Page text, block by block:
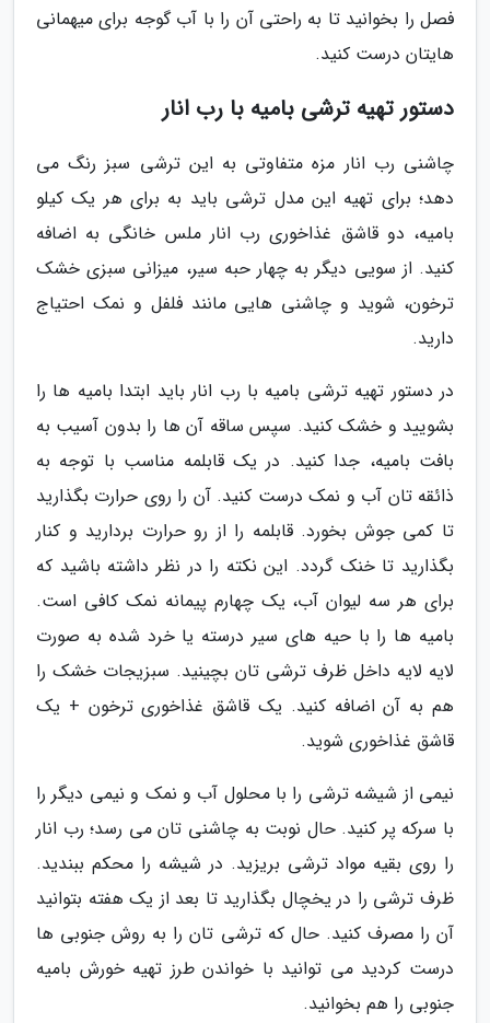
فصل را بخوانید تا به راحتی آن را با آب گوجه برای میهمانی
هایتان درست کنید.
دستور تهیه ترشی بامیه با رب انار
چاشنی رب انار مزه متفاوتی به این ترشی سبز رنگ می
دهد؛ برای تهیه این مدل ترشی باید به برای هر یک کیلو
بامیه، دو قاشق غذاخوری رب انار ملس خانگی به اضافه
کنید. از سویی دیگر به چهار حبه سیر، میزانی سبزی خشک
ترخون، شوید و چاشنی هایی مانند فلفل و نمک احتیاج
دارید.
در دستور تهیه ترشی بامیه با رب انار باید ابتدا بامیه ها را
بشویید و خشک کنید. سپس ساقه آن ها را بدون آسیب به
بافت بامیه، جدا کنید. در یک قابلمه مناسب با توجه به
ذائقه تان آب و نمک درست کنید. آن را روی حرارت بگذارید
تا کمی جوش بخورد. قابلمه را از رو حرارت بردارید و کنار
بگذارید تا خنک گردد. این نکته را در نظر داشته باشید که
برای هر سه لیوان آب، یک چهارم پیمانه نمک کافی است.
بامیه ها را با حیه های سیر درسته یا خرد شده به صورت
لایه لایه داخل ظرف ترشی تان بچینید. سبزیجات خشک را
هم به آن اضافه کنید. یک قاشق غذاخوری ترخون + یک
قاشق غذاخوری شوید.
نیمی از شیشه ترشی را با محلول آب و نمک و نیمی دیگر را
با سرکه پر کنید. حال نوبت به چاشنی تان می رسد؛ رب انار
را روی بقیه مواد ترشی بریزید. در شیشه را محکم ببندید.
ظرف ترشی را در یخچال بگذارید تا بعد از یک هفته بتوانید
آن را مصرف کنید. حال که ترشی تان را به روش جنوبی ها
درست کردید می توانید با خواندن طرز تهیه خورش بامیه
جنوبی را هم بخوانید.